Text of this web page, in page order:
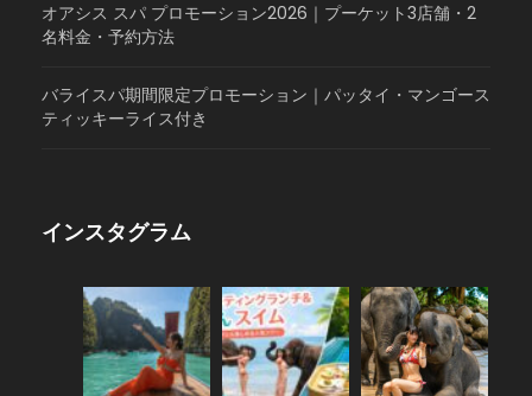
オアシス スパ プロモーション2026｜プーケット3店舗・2
名料金・予約方法
バライスパ期間限定プロモーション｜パッタイ・マンゴース
ティッキーライス付き
インスタグラム